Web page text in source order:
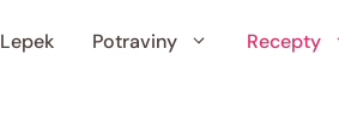
Lepek Potraviny Recepty